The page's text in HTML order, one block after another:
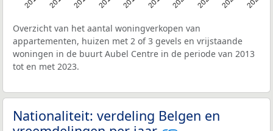
Overzicht van het aantal woningverkopen van
appartementen, huizen met 2 of 3 gevels en vrijstaande
woningen in de buurt Aubel Centre in de periode van 2013
tot en met 2023.
Nationaliteit: verdeling Belgen en